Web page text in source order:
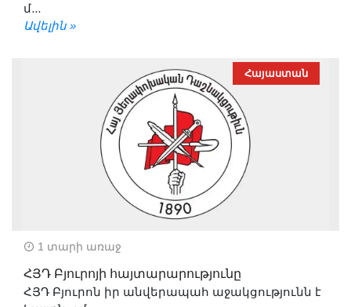
մ...
Ավելին »
Հայաստան
1 տարի առաջ
ՀՅԴ Բյուրոյի հայտարարությունը
ՀՅԴ Բյուրոն իր անվերապահ աջակցությունն է